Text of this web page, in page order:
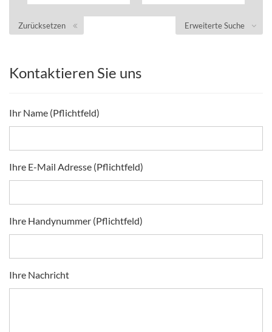
Erweiterte Suche
Zurücksetzen
Kontaktieren Sie uns
Ihr Name (Pflichtfeld)
Ihre E-Mail Adresse (Pflichtfeld)
Ihre Handynummer (Pflichtfeld)
Ihre Nachricht